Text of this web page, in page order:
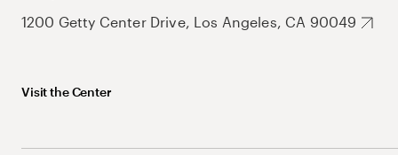
1200 Getty Center Drive, Los Angeles, CA 90049
Visit the Center